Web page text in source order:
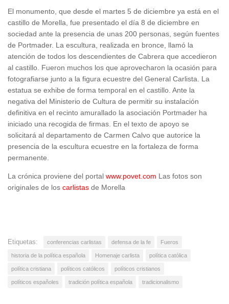
El monumento, que desde el martes 5 de diciembre ya está en el
castillo de Morella, fue presentado el día 8 de diciembre en
sociedad ante la presencia de unas 200 personas, según fuentes
de Portmader. La escultura, realizada en bronce, llamó la
atención de todos los descendientes de Cabrera que accedieron
al castillo. Fueron muchos los que aprovecharon la ocasión para
fotografiarse junto a la figura ecuestre del General Carlista. La
estatua se exhibe de forma temporal en el castillo. Ante la
negativa del Ministerio de Cultura de permitir su instalación
definitiva en el recinto amurallado la asociación Portmader ha
iniciado una recogida de firmas. En el texto de apoyo se
solicitará al departamento de Carmen Calvo que autorice la
presencia de la escultura ecuestre en la fortaleza de forma
permanente.
La crónica proviene del portal www.povet.com Las fotos son
originales de los carlistas de Morella
Etiquetas: conferencias carlistas defensa de la fe Fueros
historia de la política española Homenaje carlista política católica
política cristiana políticos católicos políticos cristianos
políticos españoles tradición política española tradicionalismo